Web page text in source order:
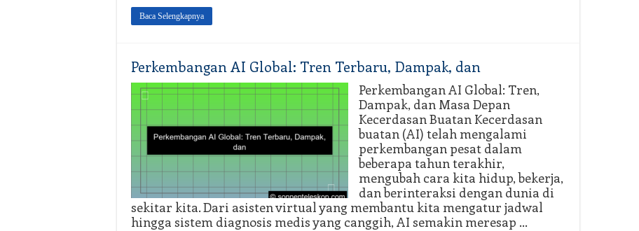
Baca Selengkapnya
Perkembangan AI Global: Tren Terbaru, Dampak, dan
Perkembangan AI Global: Tren,
Dampak, dan Masa Depan
Kecerdasan Buatan Kecerdasan
buatan (AI) telah mengalami
perkembangan pesat dalam
beberapa tahun terakhir,
mengubah cara kita hidup, bekerja,
dan berinteraksi dengan dunia di
sekitar kita. Dari asisten virtual yang membantu kita mengatur jadwal
hingga sistem diagnosis medis yang canggih, AI semakin meresap …